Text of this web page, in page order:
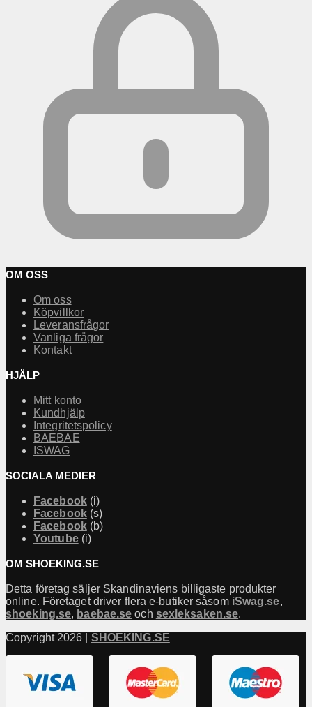
OM OSS
Om oss
Köpvillkor
Leveransfrågor
Vanliga frågor
Kontakt
HJÄLP
Mitt konto
Kundhjälp
Integritetspolicy
BAEBAE
ISWAG
SOCIALA MEDIER
Facebook(i)
Facebook(s)
Facebook(b)
Youtube(i)
OM SHOEKING.SE
Detta företag säljer Skandinaviens billigaste produkter
online. Företaget driver flera e-butiker såsom iSwag.se,
shoeking.se, baebae.se och sexleksaken.se.
Copyright 2026 | SHOEKING.SE